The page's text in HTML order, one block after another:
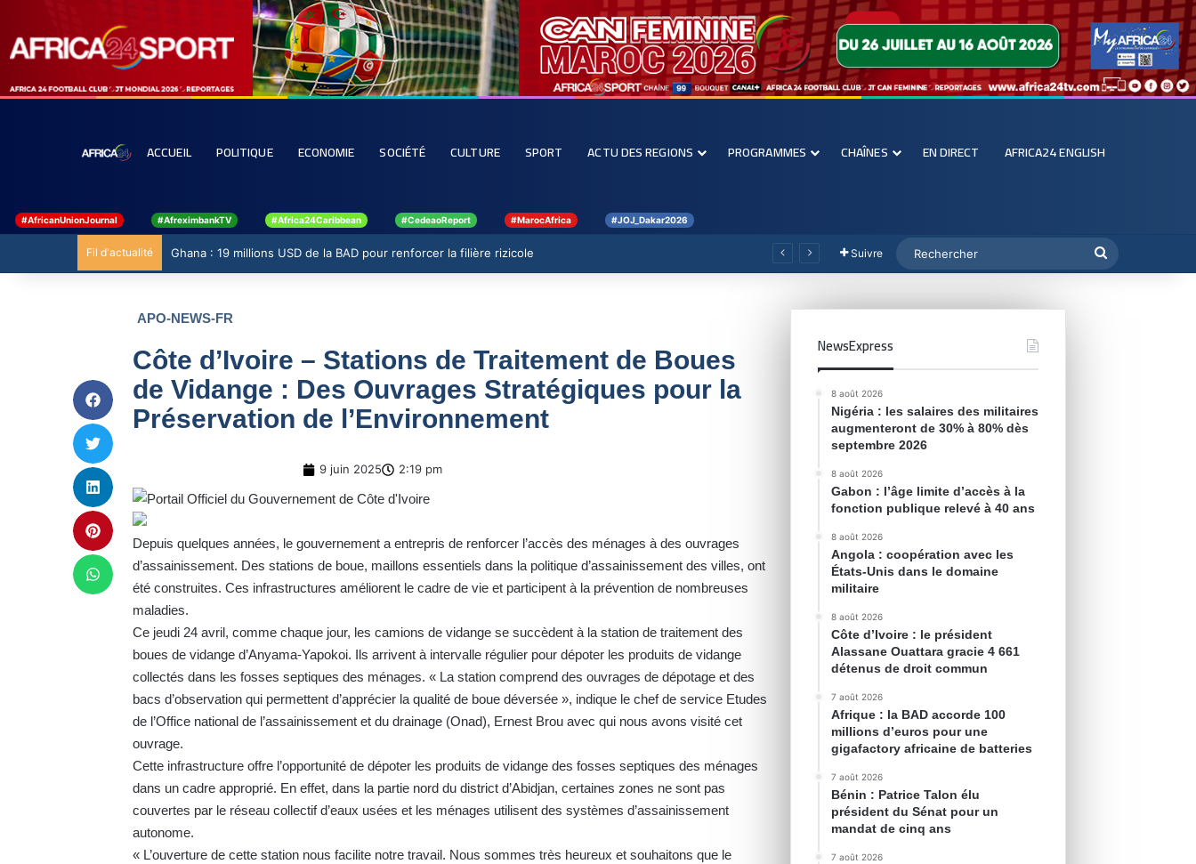
ACCUEIL POLITIQUE ECONOMIE SOCIÉTÉ CULTURE SPORT ACTU DES REGIONS PROGRAMMES CHAÎNES EN DIRECT AFRICA24 ENGLISH
#AfricanUnionJournal #AfreximbankTV #Africa24Caribbean #CedeaoReport #MarocAfrica #JOJ_Dakar2026
Fil d'actualité Ghana : 19 millions USD de la BAD pour renforcer la filière rizicole Suivre
APO-NEWS-FR
Côte d’Ivoire – Stations de Traitement de Boues
de Vidange : Des Ouvrages Stratégiques pour la
Préservation de l’Environnement
9 juin 2025 2:19 pm
Depuis quelques années, le gouvernement a entrepris de renforcer l’accès des ménages à des ouvrages
d’assainissement. Des stations de boue, maillons essentiels dans la politique d’assainissement des villes, ont
été construites. Ces infrastructures améliorent le cadre de vie et participent à la prévention de nombreuses
maladies.
Ce jeudi 24 avril, comme chaque jour, les camions de vidange se succèdent à la station de traitement des
boues de vidange d’Anyama-Yapokoi. Ils arrivent à intervalle régulier pour dépoter les produits de vidange
collectés dans les fosses septiques des ménages. « La station comprend des ouvrages de dépotage et des
bacs d’observation qui permettent d’apprécier la qualité de boue déversée », indique le chef de service Etudes
de l’Office national de l’assainissement et du drainage (Onad), Ernest Brou avec qui nous avons visité cet
ouvrage.
Cette infrastructure offre l’opportunité de dépoter les produits de vidange des fosses septiques des ménages
dans un cadre approprié. En effet, dans la partie nord du district d’Abidjan, certaines zones ne sont pas
couvertes par le réseau collectif d’eaux usées et les ménages utilisent des systèmes d’assainissement
autonome.
« L’ouverture de cette station nous facilite notre travail. Nous sommes très heureux et souhaitons que le
NewsExpress
8 août 2026
Nigéria : les salaires des militaires
augmenteront de 30% à 80% dès
septembre 2026
8 août 2026
Gabon : l’âge limite d’accès à la
fonction publique relevé à 40 ans
8 août 2026
Angola : coopération avec les
États-Unis dans le domaine
militaire
8 août 2026
Côte d’Ivoire : le président
Alassane Ouattara gracie 4 661
détenus de droit commun
7 août 2026
Afrique : la BAD accorde 100
millions d’euros pour une
gigafactory africaine de batteries
7 août 2026
Bénin : Patrice Talon élu
président du Sénat pour un
mandat de cinq ans
7 août 2026